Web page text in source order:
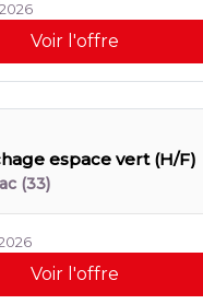
Voir l'offre
espace vert (H/F)
(33)
Voir l'offre